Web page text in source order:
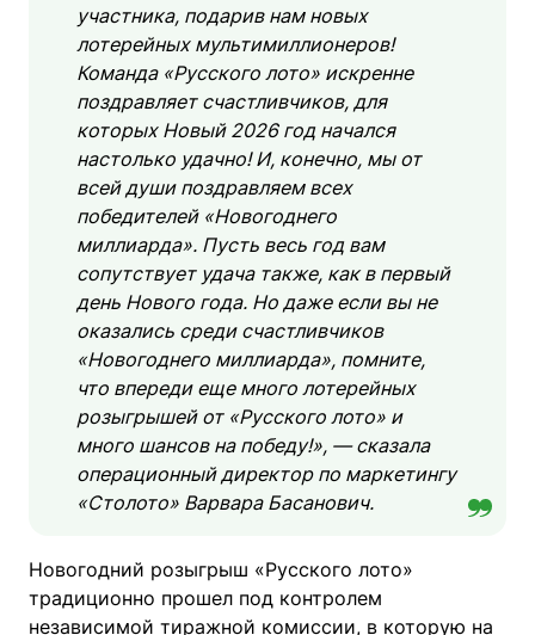
участника, подарив нам новых
лотерейных мультимиллионеров!
Команда «Русского лото» искренне
поздравляет счастливчиков, для
которых Новый 2026 год начался
настолько удачно! И, конечно, мы от
всей души поздравляем всех
победителей «Новогоднего
миллиарда». Пусть весь год вам
сопутствует удача также, как в первый
день Нового года. Но даже если вы не
оказались среди счастливчиков
«Новогоднего миллиарда», помните,
что впереди еще много лотерейных
розыгрышей от «Русского лото» и
много шансов на победу!», — сказала
операционный директор по маркетингу
«Столото» Варвара Басанович.
Новогодний розыгрыш «Русского лото»
традиционно прошел под контролем
независимой тиражной комиссии, в которую на